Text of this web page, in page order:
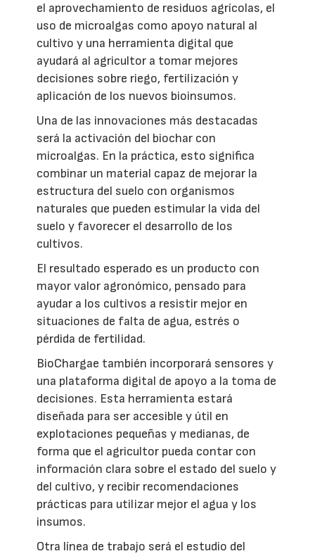
el aprovechamiento de residuos agrícolas, el
uso de microalgas como apoyo natural al
cultivo y una herramienta digital que
ayudará al agricultor a tomar mejores
decisiones sobre riego, fertilización y
aplicación de los nuevos bioinsumos.
Una de las innovaciones más destacadas
será la activación del biochar con
microalgas. En la práctica, esto significa
combinar un material capaz de mejorar la
estructura del suelo con organismos
naturales que pueden estimular la vida del
suelo y favorecer el desarrollo de los
cultivos.
El resultado esperado es un producto con
mayor valor agronómico, pensado para
ayudar a los cultivos a resistir mejor en
situaciones de falta de agua, estrés o
pérdida de fertilidad.
BioChargae también incorporará sensores y
una plataforma digital de apoyo a la toma de
decisiones. Esta herramienta estará
diseñada para ser accesible y útil en
explotaciones pequeñas y medianas, de
forma que el agricultor pueda contar con
información clara sobre el estado del suelo y
del cultivo, y recibir recomendaciones
prácticas para utilizar mejor el agua y los
insumos.
Otra línea de trabajo será el estudio del